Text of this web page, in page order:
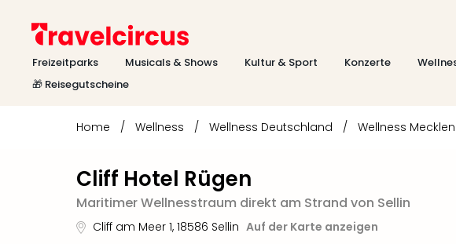
Freizeitparks Musicals & Shows Kultur & Sport Konzerte
🎁 Reisegutscheine
Home / Wellness / Wellness Deutschland / Wellness
Cliff Hotel Rügen
Maritimer Wellnesstraum direkt am Strand von Sellin
Cliff am Meer 1, 18586 Sellin Auf der Karte anzeigen